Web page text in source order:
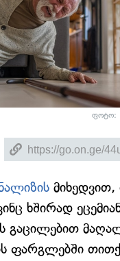
ფოტო:
მიხედვით,
ხშირად
გაცილებით
ფარგლებში